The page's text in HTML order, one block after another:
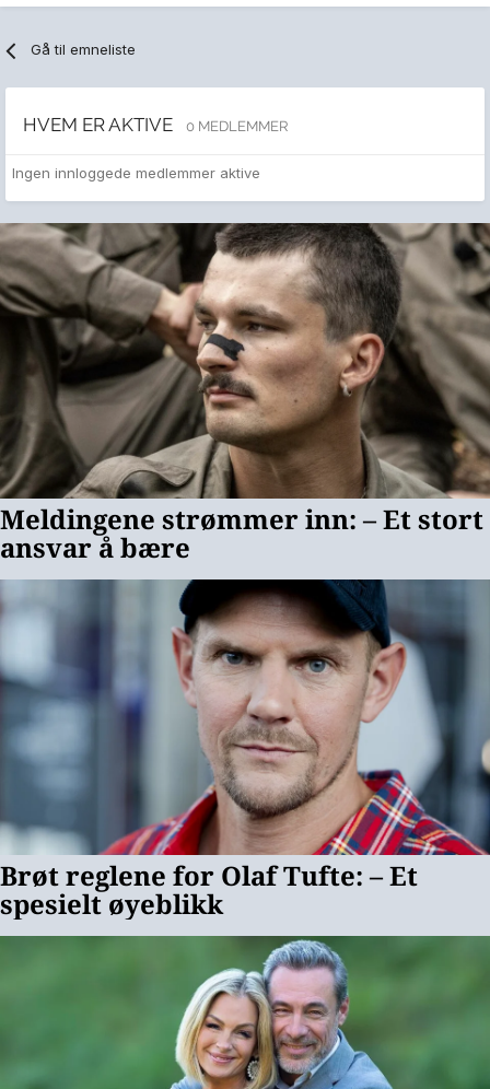
Gå til emneliste
HVEM ER AKTIVE 0 MEDLEMMER
Ingen innloggede medlemmer aktive